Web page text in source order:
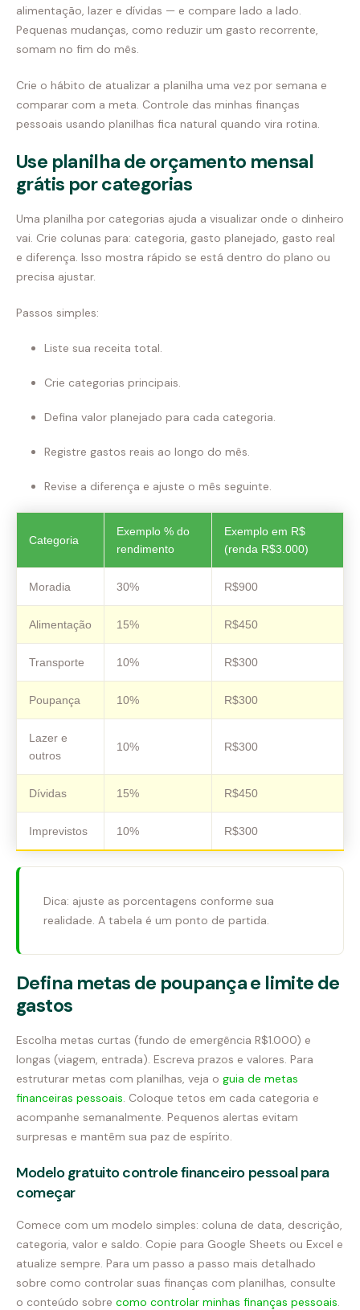
alimentação, lazer e dívidas — e compare lado a lado.
Pequenas mudanças, como reduzir um gasto recorrente,
somam no fim do mês.
Crie o hábito de atualizar a planilha uma vez por semana e
comparar com a meta. Controle das minhas finanças
pessoais usando planilhas fica natural quando vira rotina.
Use planilha de orçamento mensal
grátis por categorias
Uma planilha por categorias ajuda a visualizar onde o dinheiro
vai. Crie colunas para: categoria, gasto planejado, gasto real
e diferença. Isso mostra rápido se está dentro do plano ou
precisa ajustar.
Passos simples:
Liste sua receita total.
Crie categorias principais.
Defina valor planejado para cada categoria.
Registre gastos reais ao longo do mês.
Revise a diferença e ajuste o mês seguinte.
Categoria
Exemplo % do
rendimento
Exemplo em R$
(renda R$3.000)
Moradia 30% R$900
Alimentação 15% R$450
Transporte 10% R$300
Poupança 10% R$300
Lazer e
outros
10% R$300
Dívidas 15% R$450
Imprevistos 10% R$300
Dica: ajuste as porcentagens conforme sua
realidade. A tabela é um ponto de partida.
Defina metas de poupança e limite de
gastos
Escolha metas curtas (fundo de emergência R$1.000) e
longas (viagem, entrada). Escreva prazos e valores. Para
estruturar metas com planilhas, veja o guia de metas
financeiras pessoais. Coloque tetos em cada categoria e
acompanhe semanalmente. Pequenos alertas evitam
surpresas e mantêm sua paz de espírito.
Modelo gratuito controle financeiro pessoal para
começar
Comece com um modelo simples: coluna de data, descrição,
categoria, valor e saldo. Copie para Google Sheets ou Excel e
atualize sempre. Para um passo a passo mais detalhado
sobre como controlar suas finanças com planilhas, consulte
o conteúdo sobre como controlar minhas finanças pessoais.